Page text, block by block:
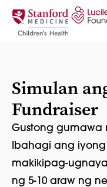
Lumaktaw sa
Simulan
Fundraiser
Gustong gumawa
Ibahagi ang
makikipag-
ng 5-10 araw ng